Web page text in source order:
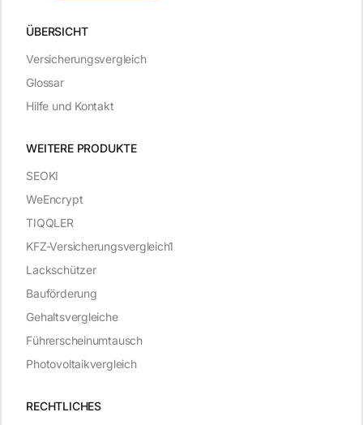
ÜBERSICHT
WEITERE PRODUKTE
RECHTLICHES
Versicherungsvergleich
Glossar
Hilfe und Kontakt
SEOKI
WeEncrypt
TIQQLER
KFZ-Versicherungsvergleich1
Lackschützer
Bauförderung
Gehaltsvergleiche
Führerscheinumtausch
Photovoltaikvergleich